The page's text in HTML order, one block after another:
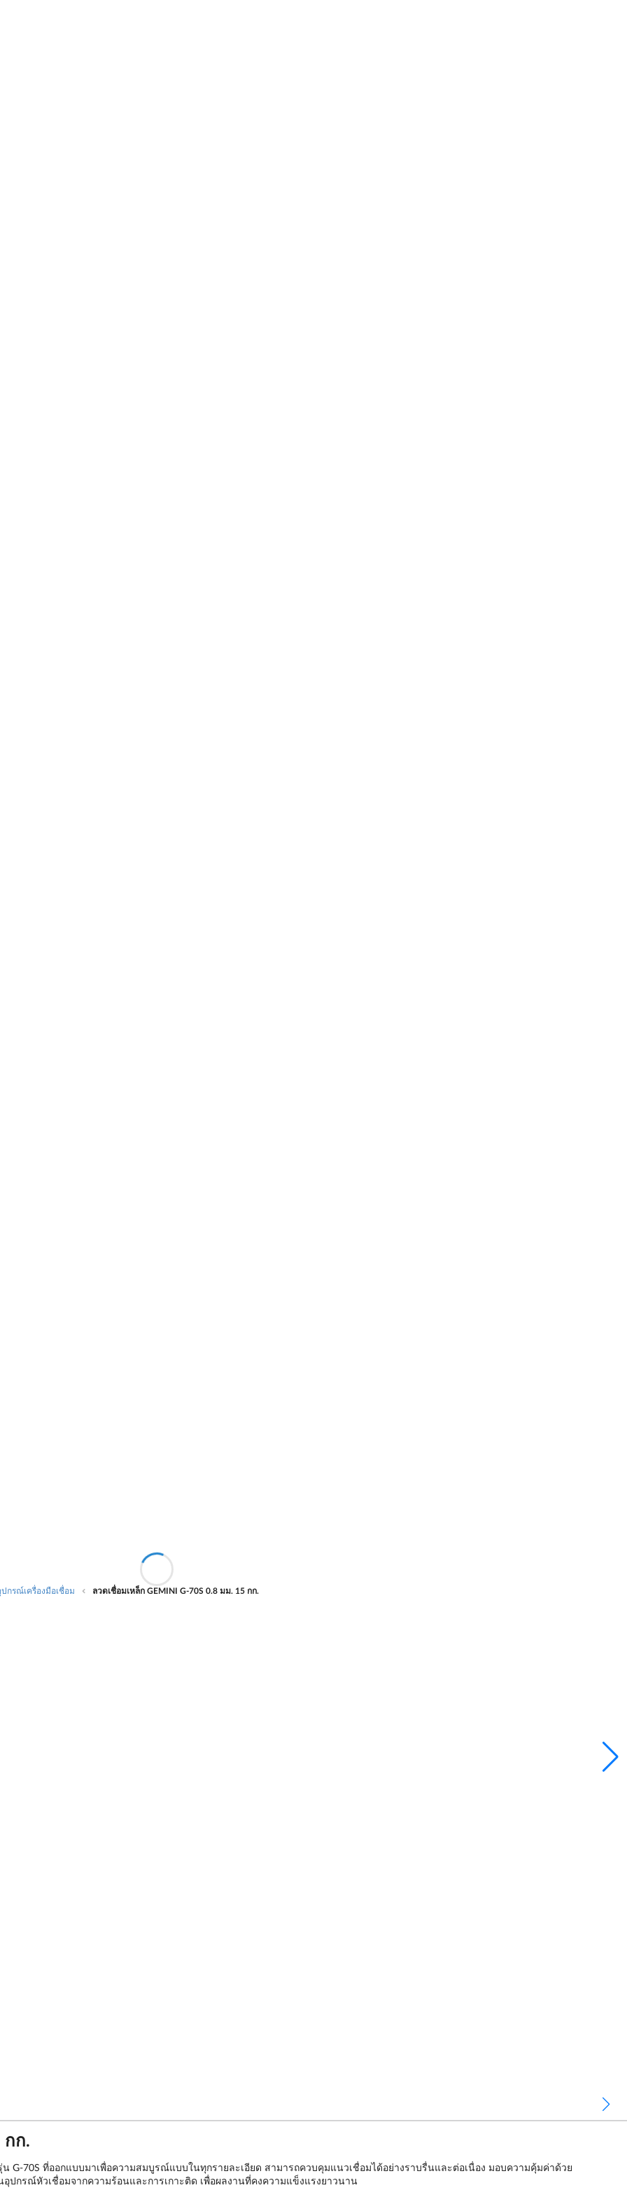
ปกรณ์เครื่องมือเชื่อม ลวดเชื่อมเหล็ก GEMINI G-70S 0.8 มม. 15 กก.
กก.
G-70S ที่ออกแบบมาเพื่อความสมบูรณ์แบบในทุกรายละเอียด สามารถควบคุมแนวเชื่อมได้อย่างราบรื่นและต่อเนื่อง มอบความคุ้มค่าด้วย
กรณ์หัวเชื่อมจากความร้อนและการเกาะติด เพื่อผลงานที่คงความแข็งแรงยาวนาน